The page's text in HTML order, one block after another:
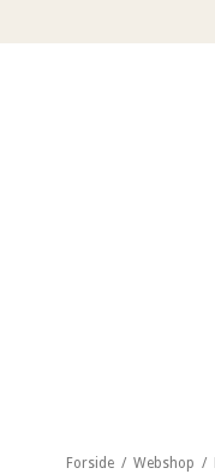
Forside / Webshop /